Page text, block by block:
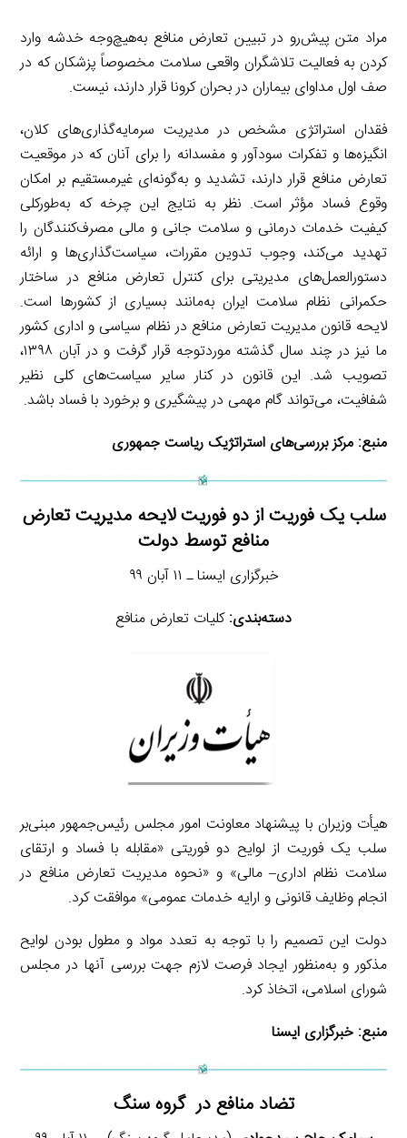
مراد متن پیش‌رو در تبیین تعارض منافع به‌هیچ‌وجه خدشه وارد
کردن به فعالیت تلاشگران واقعی سلامت مخصوصاً پزشکان که در
صف اول مداوای بیماران در بحران کرونا قرار دارند، نیست.
فقدان استراتژی مشخص در مدیریت سرمایه‌گذاری‌های کلان،
انگیزه‌ها و تفکرات سودآور و مفسدانه را برای آنان که در موقعیت
تعارض منافع قرار دارند، تشدید و به‌گونه‌ای غیرمستقیم بر امکان
وقوع فساد مؤثر است. نظر به نتایج این چرخه که به‌طورکلی
کیفیت خدمات درمانی و سلامت جانی و مالی مصرف‌کنندگان را
تهدید می‌کند، وجوب تدوین مقررات، سیاست‌گذاری‌ها و ارائه
دستورالعمل‌های مدیریتی برای کنترل تعارض منافع در ساختار
حکمرانی نظام سلامت ایران به‌مانند بسیاری از کشورها است.
لایحه قانون مدیریت تعارض منافع در نظام سیاسی و اداری کشور
ما نیز در چند سال گذشته موردتوجه قرار گرفت و در آبان ۱۳۹۸،
تصویب شد. این قانون در کنار سایر سیاست‌های کلی نظیر
شفافیت، می‌تواند گام مهمی در پیشگیری و برخورد با فساد باشد.
منبع: مرکز بررسی‌های استراتژیک ریاست جمهوری
سلب یک فوریت از دو فوریت لایحه مدیریت تعارض
منافع توسط دولت
خبرگزاری ایسنا ـ ۱۱ آبان ۹۹
دسته‌بندی:کلیات تعارض منافع
هیأت وزیران با پیشنهاد معاونت امور مجلس رئیس‌جمهور مبنی‌بر
سلب یک فوریت از لوایح دو فوریتی «مقابله با فساد و ارتقای
سلامت نظام اداری– مالی» و «نحوه مدیریت تعارض منافع در
انجام وظایف قانونی و ارایه خدمات عمومی» موافقت کرد.
دولت این تصمیم را با توجه به تعدد مواد و مطول بودن لوایح
مذکور و به‌منظور ایجاد فرصت لازم جهت بررسی آنها در مجلس
شورای اسلامی، اتخاذ کرد.
منبع: خبرگزاری ایسنا
تضاد منافع در گروه سنگ